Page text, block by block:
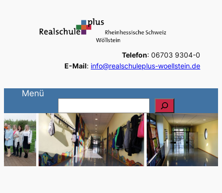
Telefon: 06703 9304-0
E-Mail: info@realschuleplus-woellstein.de
Menü
u
c
h
e
n